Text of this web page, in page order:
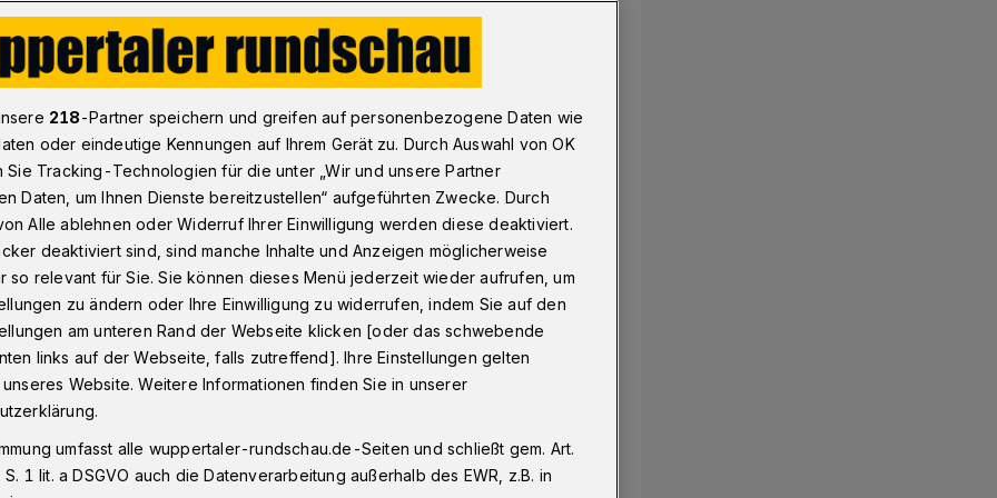
FDP: Aufklären und Verstöße ahnden statt Ausgangssperre
ahnden statt
FDP-Ratsfraktion spricht sich
Ausgangssperre im
Pandemie aus. Zugleich fordern die
„endlich die Offenlegung des genauen
218-Partner speichern und greifen auf personenbezogene Daten wie
oder eindeutige Kennungen auf Ihrem Gerät zu. Durch Auswahl von OK
Sie Tracking-Technologien für die unter „Wir und unsere Partner
Daten, um Ihnen Dienste bereitzustellen“ aufgeführten Zwecke. Durch
Alle ablehnen oder Widerruf Ihrer Einwilligung werden diese deaktiviert.
deaktiviert sind, sind manche Inhalte und Anzeigen möglicherweise
so relevant für Sie. Sie können dieses Menü jederzeit wieder aufrufen, um
zu ändern oder Ihre Einwilligung zu widerrufen, indem Sie auf den
am unteren Rand der Webseite klicken [oder das schwebende
links auf der Webseite, falls zutreffend]. Ihre Einstellungen gelten
Website. Weitere Informationen finden Sie in unserer
umfasst alle wuppertaler-rundschau.de-Seiten und schließt gem. Art.
1 lit. a DSGVO auch die Datenverarbeitung außerhalb des EWR, z.B. in